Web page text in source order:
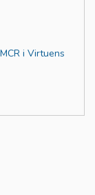
i Virtuens